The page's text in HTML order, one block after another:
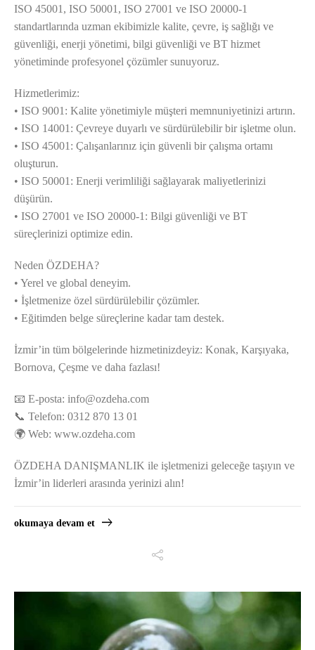
ISO 45001, ISO 50001, ISO 27001 ve ISO 20000-1
standartlarında uzman ekibimizle kalite, çevre, iş sağlığı ve
güvenliği, enerji yönetimi, bilgi güvenliği ve BT hizmet
yönetiminde profesyonel çözümler sunuyoruz.
Hizmetlerimiz:
• ISO 9001: Kalite yönetimiyle müşteri memnuniyetinizi artırın.
• ISO 14001: Çevreye duyarlı ve sürdürülebilir bir işletme olun.
• ISO 45001: Çalışanlarınız için güvenli bir çalışma ortamı
oluşturun.
• ISO 50001: Enerji verimliliği sağlayarak maliyetlerinizi
düşürün.
• ISO 27001 ve ISO 20000-1: Bilgi güvenliği ve BT
süreçlerinizi optimize edin.
Neden ÖZDEHA?
• Yerel ve global deneyim.
• İşletmenize özel sürdürülebilir çözümler.
• Eğitimden belge süreçlerine kadar tam destek.
İzmir’in tüm bölgelerinde hizmetinizdeyiz: Konak, Karşıyaka,
Bornova, Çeşme ve daha fazlası!
📧 E-posta: info@ozdeha.com
📞 Telefon: 0312 870 13 01
🌍 Web: www.ozdeha.com
ÖZDEHA DANIŞMANLIK ile işletmenizi geleceğe taşıyın ve
İzmir’in liderleri arasında yerinizi alın!
okumaya devam et